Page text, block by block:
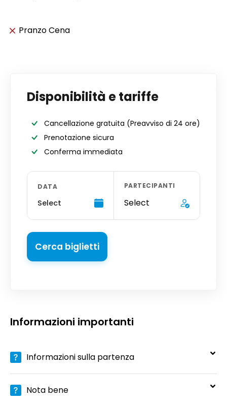
Pranzo Cena
Disponibilità e tariffe
Cancellazione gratuita (Preavviso di 24 ore)
Prenotazione sicura
Conferma immediata
DATA
Select
PARTECIPANTI
Select
Cerca biglietti
Informazioni importanti
Informazioni sulla partenza
Nota bene